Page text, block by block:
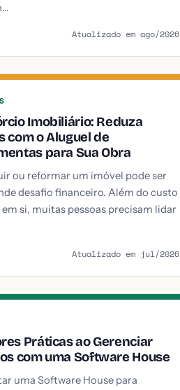
Atualizado em ago/2026
Imobiliário: Reduza
com o Aluguel de
para Sua Obra
ou reformar um imóvel pode ser
desafio financeiro. Além do custo
si, muitas pessoas precisam lidar
Atualizado em jul/2026
Práticas ao Gerenciar
com uma Software House
uma Software House para